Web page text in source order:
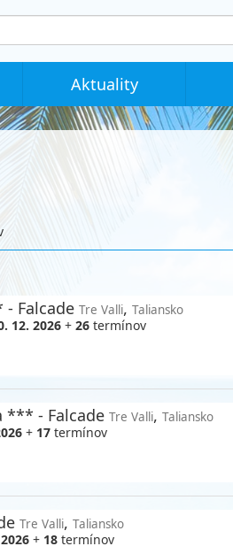
Aktuality
Falcade Tre Valli, Taliansko
12. 2026 + 26 termínov
*** - Falcade Tre Valli, Taliansko
+ 17 termínov
Tre Valli, Taliansko
+ 18 termínov